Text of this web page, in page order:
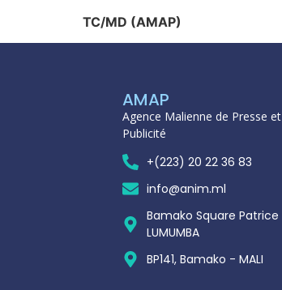
TC/MD (AMAP)
AMAP
Agence Malienne de Presse et
Publicité
+(223) 20 22 36 83
info@anim.ml
Bamako Square Patrice
LUMUMBA
BP141, Bamako - MALI